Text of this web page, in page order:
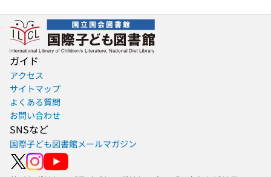
ガイド
アクセス
サイトマップ
よくある質問
お問い合わせ
SNSなど
国際子ども図書館メールマガジン